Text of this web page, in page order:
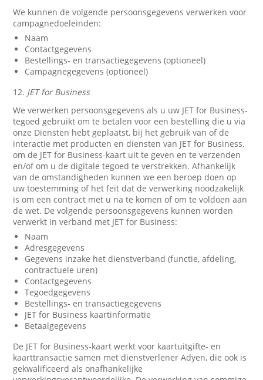
We kunnen de volgende persoonsgegevens verwerken voor
campagnedoeleinden:
Naam
Contactgegevens
Bestellings- en transactiegegevens (optioneel)
Campagnegegevens (optioneel)
12. JET for Business
We verwerken persoonsgegevens als u uw JET for Business-
tegoed gebruikt om te betalen voor een bestelling die u via
onze Diensten hebt geplaatst, bij het gebruik van of de
interactie met producten en diensten van JET for Business,
om de JET for Business-kaart uit te geven en te verzenden
en/of om u de digitale tegoed te verstrekken. Afhankelijk
van de omstandigheden kunnen we een beroep doen op
uw toestemming of het feit dat de verwerking noodzakelijk
is om een contract met u na te komen of om te voldoen aan
de wet. De volgende persoonsgegevens kunnen worden
verwerkt in verband met JET for Business:
Naam
Adresgegevens
Gegevens inzake het dienstverband (functie, afdeling,
contractuele uren)
Contactgegevens
Tegoedgegevens
Bestellings- en transactiegegevens
JET for Business kaartinformatie
Betaalgegevens
De JET for Business-kaart werkt voor kaartuitgifte- en
kaarttransactie samen met dienstverlener Adyen, die ook is
gekwalificeerd als onafhankelijke